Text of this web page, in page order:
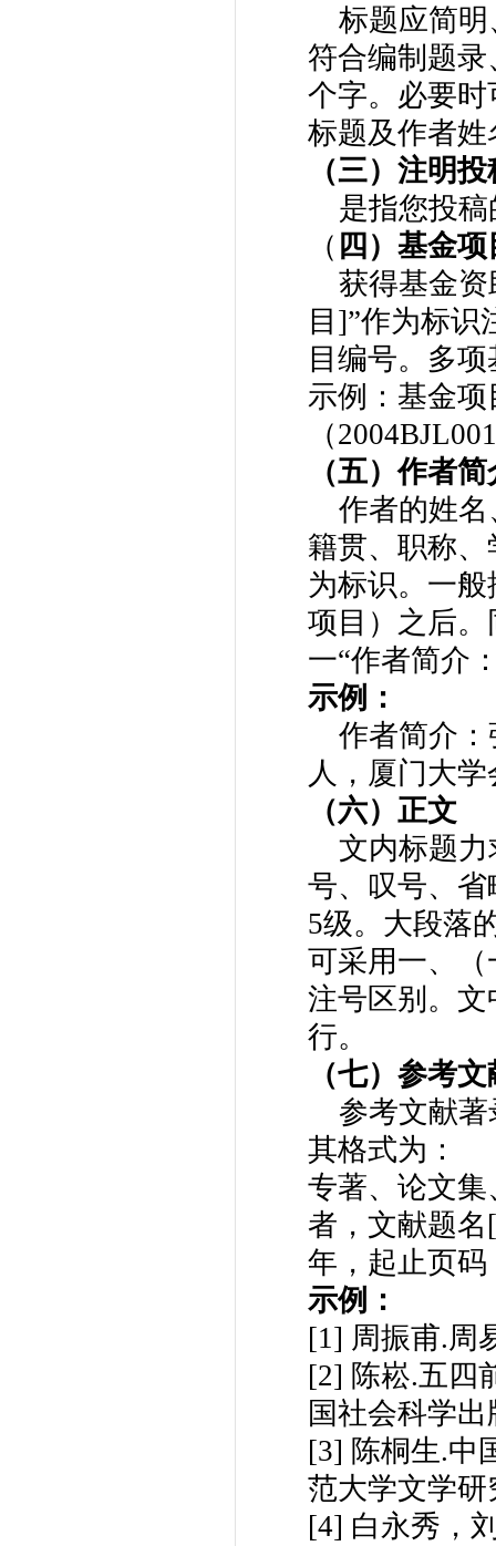
标题应简明
符合编制题
个字。必要
标题及作者
（三）注明
是指您投稿
（ 四）基金项
获得基金资
目]”作为标识
目编号。多
示例：基金
（
（五）作者简
作者的姓名
籍贯、职称
为标识。一
项目）之后
一“作者简介
示例：
作者简介：
人，厦门大
（六）正文
文内标题力
号、叹号、
5级。大段落
可采用一、
注号区别。
行。
（七）参考文
参考文献著
其格式为：
专著、论文
者，文献题
年，起止页
示例：
[1] 周振甫.周
[2] 陈崧.五四
国社会科学
[3] 陈桐生.中
范大学文学研
[4] 白永秀，